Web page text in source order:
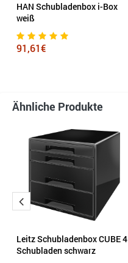
HAN Schubladenbox i-Box
weiß
91,61€
Ähnliche Produkte
Leitz Schubladenbox CUBE 4
Schubladen schwarz